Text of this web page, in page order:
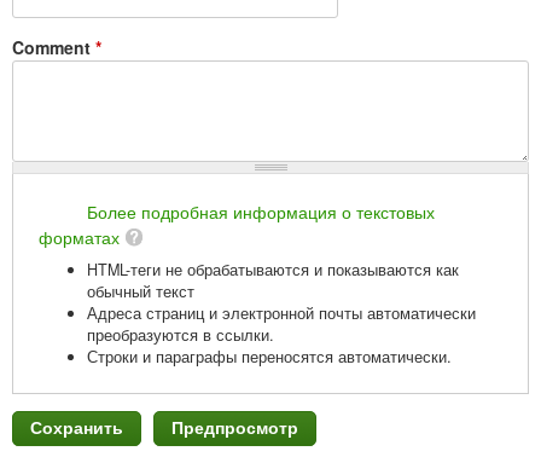
Comment *
Более подробная информация о текстовых
форматах
HTML-теги не обрабатываются и показываются как
обычный текст
Адреса страниц и электронной почты автоматически
преобразуются в ссылки.
Строки и параграфы переносятся автоматически.